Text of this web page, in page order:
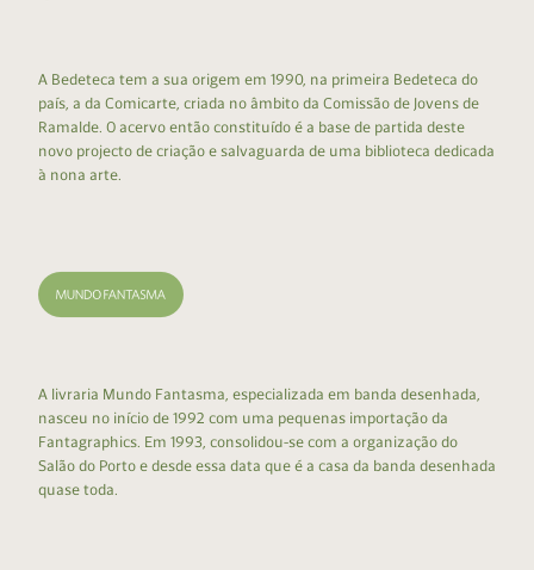
A Bedeteca tem a sua origem em 1990, na primeira Bedeteca do
país, a da Comicarte, criada no âmbito da Comissão de Jovens de
Ramalde. O acervo então constituído é a base de partida deste
novo projecto de criação e salvaguarda de uma biblioteca dedicada
à nona arte.
A livraria Mundo Fantasma, especializada em banda desenhada,
nasceu no início de 1992 com uma pequenas importação da
Fantagraphics. Em 1993, consolidou-se com a organização do
Salão do Porto e desde essa data que é a casa da banda desenhada
quase toda.